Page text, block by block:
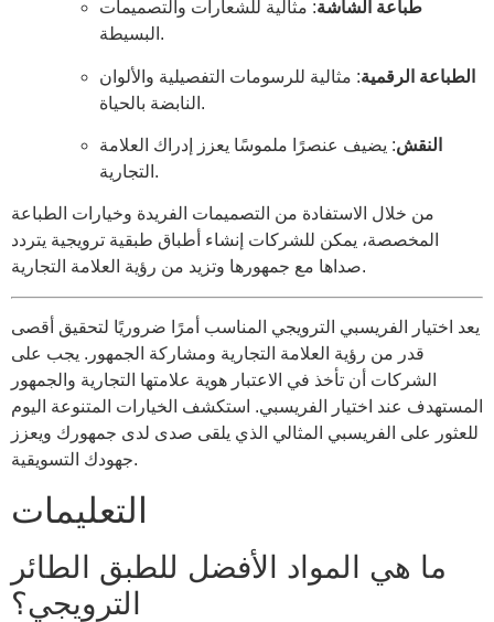
طباعة الشاشة: مثالية للشعارات والتصميمات
البسيطة.
الطباعة الرقمية: مثالية للرسومات التفصيلية والألوان
النابضة بالحياة.
النقش: يضيف عنصرًا ملموسًا يعزز إدراك العلامة
التجارية.
من خلال الاستفادة من التصميمات الفريدة وخيارات الطباعة
المخصصة، يمكن للشركات إنشاء أطباق طبقية ترويجية يتردد
صداها مع جمهورها وتزيد من رؤية العلامة التجارية.
يعد اختيار الفريسبي الترويجي المناسب أمرًا ضروريًا لتحقيق أقصى
قدر من رؤية العلامة التجارية ومشاركة الجمهور. يجب على
الشركات أن تأخذ في الاعتبار هوية علامتها التجارية والجمهور
المستهدف عند اختيار الفريسبي. استكشف الخيارات المتنوعة اليوم
للعثور على الفريسبي المثالي الذي يلقى صدى لدى جمهورك ويعزز
جهودك التسويقية.
التعليمات
ما هي المواد الأفضل للطبق الطائر
الترويجي؟